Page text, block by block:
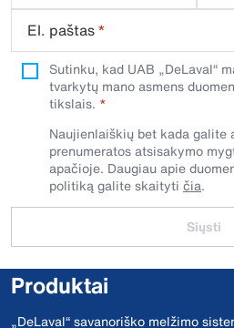
El. paštas*
Sutinku, kad UAB „DeLaval“
tvarkytų mano asmens
tikslais.
Naujienlaiškių bet kada galite
prenumeratos atsisakymo
apačioje. Daugiau apie
politiką galite skaityti čia.
Siųsti
Produktai
„DeLaval“ savanoriško melžimo